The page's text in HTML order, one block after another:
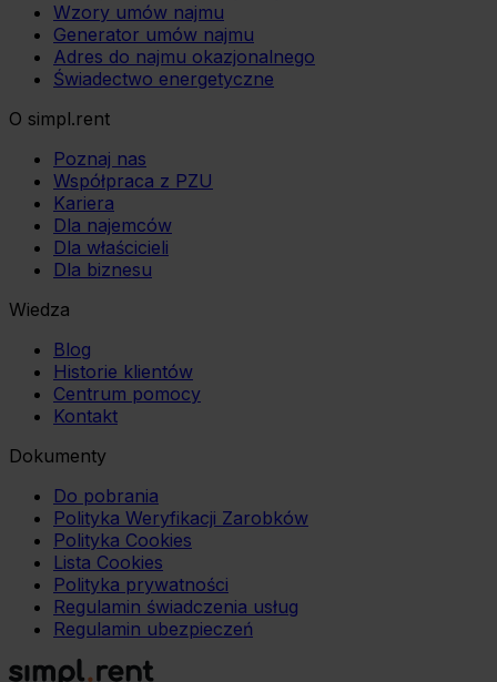
Wzory umów najmu
Generator umów najmu
Adres do najmu okazjonalnego
Świadectwo energetyczne
O simpl.rent
Poznaj nas
Współpraca z PZU
Kariera
Dla najemców
Dla właścicieli
Dla biznesu
Wiedza
Blog
Historie klientów
Centrum pomocy
Kontakt
Dokumenty
Do pobrania
Polityka Weryfikacji Zarobków
Polityka Cookies
Lista Cookies
Polityka prywatności
Regulamin świadczenia usług
Regulamin ubezpieczeń